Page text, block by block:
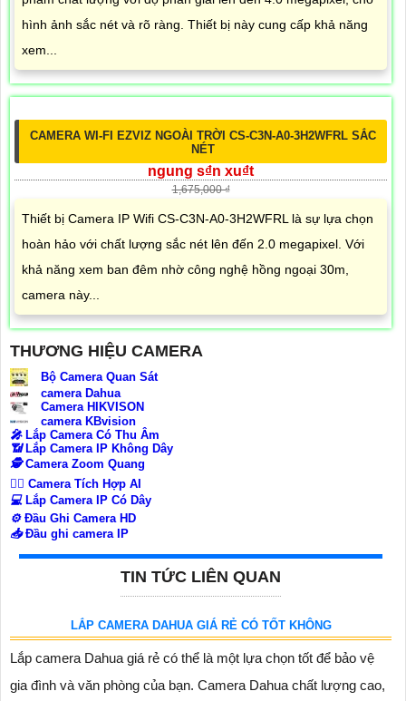
hình ảnh sắc nét và rõ ràng. Thiết bị này cung cấp khả năng
xem...
CAMERA WI-FI EZVIZ NGOÀI TRỜI CS-C3N-A0-3H2WFRL SẮC
NÉT
ngung s₫n xu₫t
1,675,000 ₫
Thiết bị Camera IP Wifi CS-C3N-A0-3H2WFRL là sự lựa chọn
hoàn hảo với chất lượng sắc nét lên đến 2.0 megapixel. Với
khả năng xem ban đêm nhờ công nghệ hồng ngoại 30m,
camera này...
THƯƠNG HIỆU CAMERA
Bộ Camera Quan Sát
camera Dahua
Camera HIKVISON
camera KBvision
️🎤️ Lắp Camera Có Thu Âm
📶Lắp Camera IP Không Dây
🕵️Camera Zoom Quang
🧛‍♀️ Camera Tích Hợp AI
💻Lắp Camera IP Có Dây
⚙️Đầu Ghi Camera HD
📥Đầu ghi camera IP
TIN TỨC LIÊN QUAN
LẮP CAMERA DAHUA GIÁ RẺ CÓ TỐT KHÔNG
Lắp camera Dahua giá rẻ có thể là một lựa chọn tốt để bảo vệ
gia đình và văn phòng của bạn. Camera Dahua chất lượng cao,